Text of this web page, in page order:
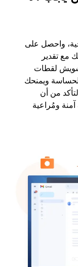
واحصل على
مع تقدير
لقطات
ويمنحك
من أن
ومُراعية